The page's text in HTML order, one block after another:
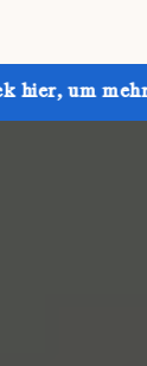
zu erfahren